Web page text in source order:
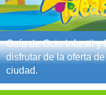
Guía de Ocio Infantil y
disfrutar de la oferta
ciudad.